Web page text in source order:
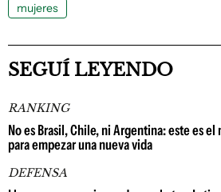
mujeres
SEGUÍ LEYENDO
RANKING
No es Brasil, Chile, ni Argentina: este es
para empezar una nueva vida
DEFENSA